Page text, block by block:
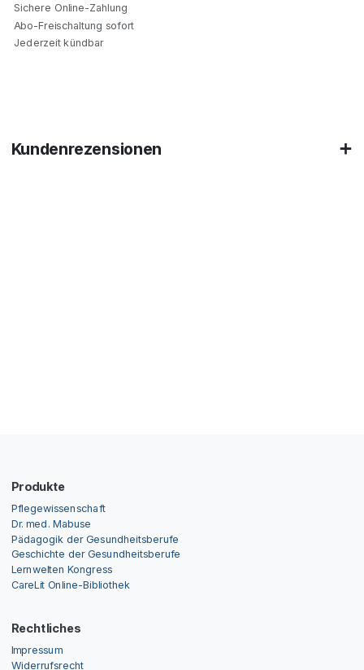
Sichere Online-Zahlung
Abo-Freischaltung sofort
Jederzeit kündbar
Kundenrezensionen
Produkte
Pflegewissenschaft
Dr. med. Mabuse
Pädagogik der Gesundheitsberufe
Geschichte der Gesundheitsberufe
Lernwelten Kongress
CareLit Online-Bibliothek
Rechtliches
Impressum
Widerrufsrecht